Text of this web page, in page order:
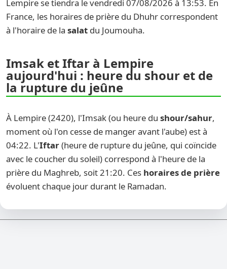
Lempire se tiendra le vendredi 07/08/2026 à 13:53. En
France, les horaires de prière du Dhuhr correspondent
à l'horaire de la salat du Joumouha.
Imsak et Iftar à Lempire
aujourd'hui : heure du shour et de
la rupture du jeûne
À Lempire (2420), l'Imsak (ou heure du shour/sahur,
moment où l'on cesse de manger avant l'aube) est à
04:22. L'Iftar(heure de rupture du jeûne, qui coïncide
avec le coucher du soleil) correspond à l'heure de la
prière du Maghreb, soit 21:20. Ces horaires de prière
évoluent chaque jour durant le Ramadan.